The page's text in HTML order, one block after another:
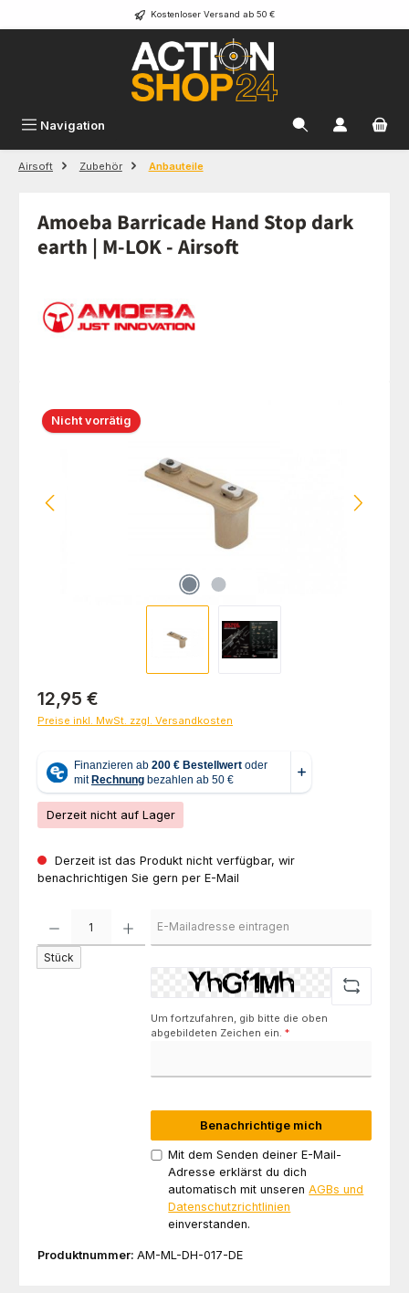
Zum Hauptinhalt springen Kostenloser Versand ab 50 €
Navigation
Airsoft Zubehör Anbauteile
Amoeba Barricade Hand Stop dark
earth | M-LOK - Airsoft
Bildergalerie überspringen
Nicht vorrätig
Regulärer Preis:
12,95 €
Preise inkl. MwSt. zzgl. Versandkosten
Derzeit nicht auf Lager
Derzeit ist das Produkt nicht verfügbar, wir
benachrichtigen Sie gern per E-Mail
Stück
Um fortzufahren, gib bitte die oben
abgebildeten Zeichen ein.*
Benachrichtige mich
Mit dem Senden deiner E-Mail-
Adresse erklärst du dich
automatisch mit unserenAGBs und
Datenschutzrichtlinien
einverstanden.
Produktnummer: AM-ML-DH-017-DE